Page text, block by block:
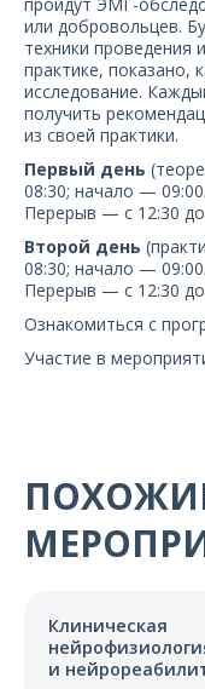
или добровольцев.
техники проведения
практике, показано,
исследование.
получить
из своей практики.
Первый день
08:30; начало — 09:00.
Перерыв — с 12:30 до
Второй день
08:30; начало — 09:00.
Перерыв — с 12:30 до
Ознакомиться с
Участие в
Клиническая
и